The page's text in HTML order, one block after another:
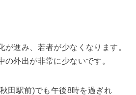
が進み、若者が少なくなります。
の外出が非常に少ないです。
田駅前)でも午後8時を過ぎれ